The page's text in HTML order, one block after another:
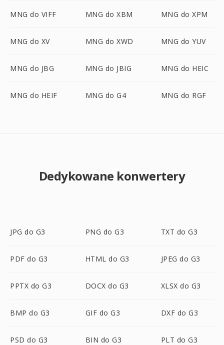
MNG do VIFF MNG do XBM MNG do XPM
MNG do XV MNG do XWD MNG do YUV
MNG do JBG MNG do JBIG MNG do HEIC
MNG do HEIF MNG do G4 MNG do RGF
Dedykowane konwertery
JPG do G3 PNG do G3 TXT do G3
PDF do G3 HTML do G3 JPEG do G3
PPTX do G3 DOCX do G3 XLSX do G3
BMP do G3 GIF do G3 DXF do G3
PSD do G3 BIN do G3 PLT do G3